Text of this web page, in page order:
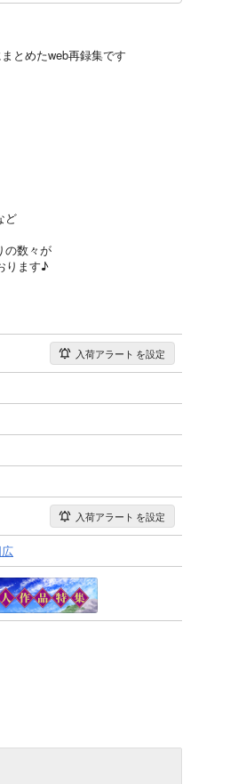
とめたweb再録集です
ど
の数々が
ります♪
入荷アラート を設定
入荷アラート を設定